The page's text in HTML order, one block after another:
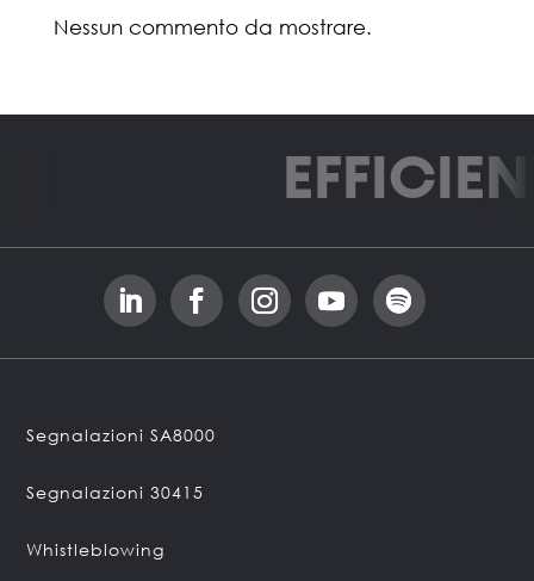
Nessun commento da mostrare.
Segnalazioni SA8000
Segnalazioni 30415
Whistleblowing